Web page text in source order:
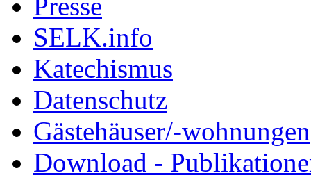
SELK.info
Katechismus
Datenschutz
Gästehäuser/-wohnungen
Download -